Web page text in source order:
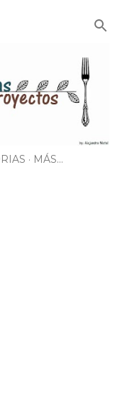
MÁS…